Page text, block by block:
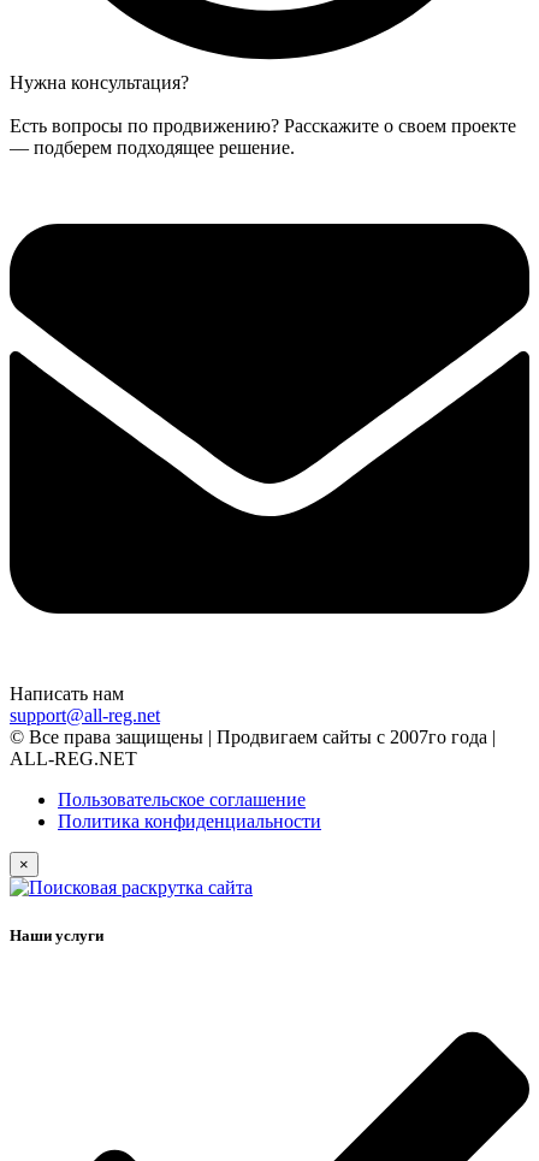
Нужна консультация?
Есть вопросы по продвижению? Расскажите о своем проекте
— подберем подходящее решение.
Написать нам
support@all-reg.net
© Все права защищены | Продвигаем сайты с 2007го года |
ALL-REG.NET
Пользовательское соглашение
Политика конфиденциальности
×
Наши услуги